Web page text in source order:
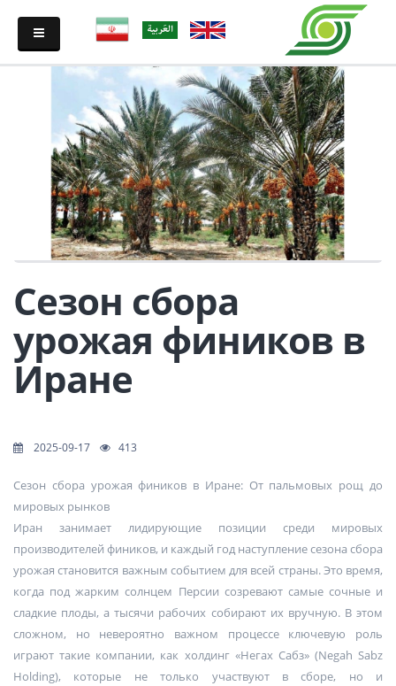
Сезон сбора
урожая фиников в
Иране
2025-09-17 413
Сезон сбора урожая фиников в Иране: От пальмовых рощ до
мировых рынков
Иран занимает лидирующие позиции среди мировых
производителей фиников, и каждый год наступление сезона сбора
урожая становится важным событием для всей страны. Это время,
когда под жарким солнцем Персии созревают самые сочные и
сладкие плоды, а тысячи рабочих собирают их вручную. В этом
сложном, но невероятно важном процессе ключевую роль
играют такие компании, как холдинг «Негах Сабз» (Negah Sabz
Holding), которые не только участвуют в сборе, но и